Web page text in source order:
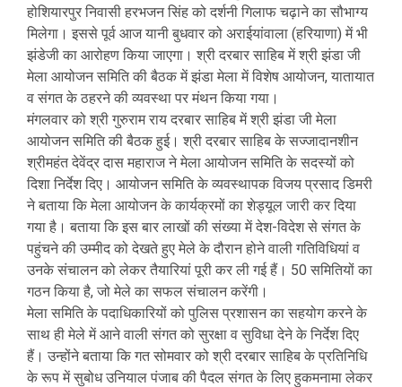
होशियारपुर निवासी हरभजन सिंह को दर्शनी गिलाफ चढ़ाने का सौभाग्य
मिलेगा। इससे पूर्व आज यानी बुधवार को अराईयांवाला (हरियाणा) में भी
झंडेजी का आरोहण किया जाएगा। श्री दरबार साहिब में श्री झंडा जी
मेला आयोजन समिति की बैठक में झंडा मेला में विशेष आयोजन, यातायात
व संगत के ठहरने की व्यवस्था पर मंथन किया गया।
मंगलवार को श्री गुरुराम राय दरबार साहिब में श्री झंडा जी मेला
आयोजन समिति की बैठक हुई। श्री दरबार साहिब के सज्जादानशीन
श्रीमहंत देवेंद्र दास महाराज ने मेला आयोजन समिति के सदस्यों को
दिशा निर्देश दिए। आयोजन समिति के व्यवस्थापक विजय प्रसाद डिमरी
ने बताया कि मेला आयोजन के कार्यक्रमों का शेड्यूल जारी कर दिया
गया है। बताया कि इस बार लाखों की संख्या में देश-विदेश से संगत के
पहुंचने की उम्मीद को देखते हुए मेले के दौरान होने वाली गतिविधियां व
उनके संचालन को लेकर तैयारियां पूरी कर ली गई हैं। 50 समितियों का
गठन किया है, जो मेले का सफल संचालन करेंगी।
मेला समिति के पदाधिकारियों को पुलिस प्रशासन का सहयोग करने के
साथ ही मेले में आने वाली संगत को सुरक्षा व सुविधा देने के निर्देश दिए
हैं। उन्होंने बताया कि गत सोमवार को श्री दरबार साहिब के प्रतिनिधि
के रूप में सुबोध उनियाल पंजाब की पैदल संगत के लिए हुकमनामा लेकर